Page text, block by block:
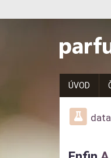
vůních,
parfémech
ÚVOD